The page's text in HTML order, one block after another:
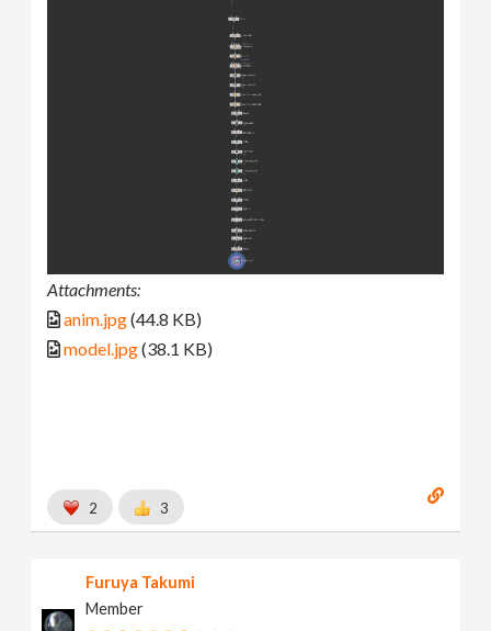
Attachments:
anim.jpg(44.8 KB)
model.jpg(38.1 KB)
2 3
Furuya Takumi
Member